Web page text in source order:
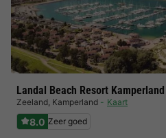
Landal Beach Resort Kamperland
Zeeland, Kamperland Kaart
8.0 Zeer goed